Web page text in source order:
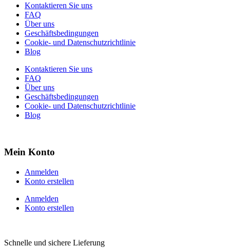
Kontaktieren Sie uns
FAQ
Über uns
Geschäftsbedingungen
Cookie- und Datenschutzrichtlinie
Blog
Kontaktieren Sie uns
FAQ
Über uns
Geschäftsbedingungen
Cookie- und Datenschutzrichtlinie
Blog
Mein Konto
Anmelden
Konto erstellen
Anmelden
Konto erstellen
Schnelle und sichere Lieferung